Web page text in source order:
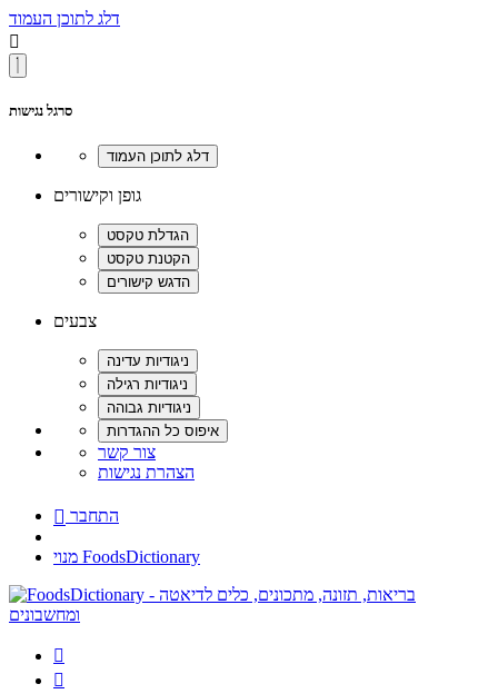
דלג לתוכן העמוד

סרגל נגישות
גופן וקישורים
צבעים
צור קשר
הצהרת נגישות
 התחבר
מנוי FoodsDictionary

